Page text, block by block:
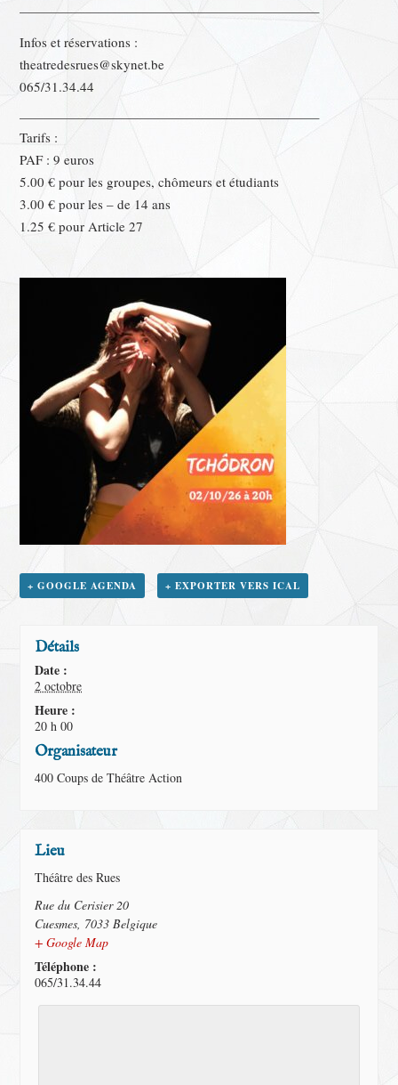
——————————————————————–
Infos et réservations :
theatredesrues@skynet.be
065/31.34.44
——————————————————————–
Tarifs :
PAF : 9 euros
5.00 € pour les groupes, chômeurs et étudiants
3.00 € pour les – de 14 ans
1.25 € pour Article 27
+ GOOGLE AGENDA + EXPORTER VERS ICAL
Détails
Date :
2 octobre
Heure :
20 h 00
Organisateur
400 Coups de Théâtre Action
Lieu
Théâtre des Rues
Rue du Cerisier 20
Cuesmes, 7033 Belgique
+ Google Map
Téléphone :
065/31.34.44